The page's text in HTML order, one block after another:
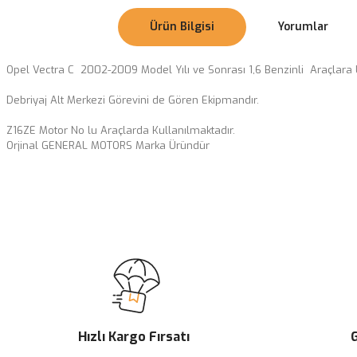
Ürün Bilgisi Yorumlar
Opel Vectra C 2002-2009 Model Yılı ve Sonrası 1,6 Benzinli
Debriyaj Alt Merkezi Görevini de Gören Ekipmandır.
Z16ZE Motor No lu Araçlarda Kullanılmaktadır.
Orjinal GENERAL MOTORS Marka Üründür
Ürün açıklamasında eksik bilgiler bulunuyor.
Ürün bilgilerinde hatalar bulunuyor.
Ürün fiyatı diğer sitelerden daha pahalı.
Bu ürüne benzer farklı alternatifler olmalı.
Hızlı Kargo Fırsatı